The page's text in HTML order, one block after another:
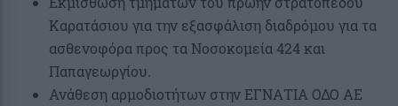
Καρατάσιου για την εξασφάλιση διαδρόμου για τα
ασθενοφόρα προς τα Νοσοκομεία 424 και
Παπαγεωργίου.
Ανάθεση αρμοδιοτήτων στην ΕΓΝΑΤΙΑ ΟΔΟ ΑΕ